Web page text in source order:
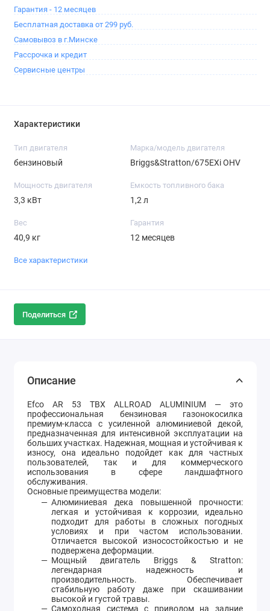
Гарантия - 12 месяцев
Бесплатная доставка от 299 руб.
Самовывоз в г.Минске
Рассрочка и кредит
Сервисные центры
Характеристики
Тип двигателя
бензиновый
Марка/модель двигателя
Briggs&Stratton/675EXi OHV
Мощность двигателя
3,3 кВт
Емкость топливного бака
1,2 л
Вес
40,9 кг
Гарантия
12 месяцев
Все характеристики
Поделиться
Описание
Efco AR 53 TBX ALLROAD ALUMINIUM — это
профессиональная бензиновая газонокосилка
премиум-класса с усиленной алюминиевой декой,
предназначенная для интенсивной эксплуатации на
больших участках. Надежная, мощная и устойчивая к
износу, она идеально подойдет как для частных
пользователей, так и для коммерческого
использования в сфере ландшафтного
обслуживания.
Основные преимущества модели:
Алюминиевая дека повышенной прочности:
легкая и устойчивая к коррозии, идеально
подходит для работы в сложных погодных
условиях и при частом использовании.
Отличается высокой износостойкостью и не
подвержена деформации.
Мощный двигатель Briggs & Stratton:
легендарная надежность и
производительность. Обеспечивает
стабильную работу даже при скашивании
высокой и густой травы.
Самоходная система с приводом на задние